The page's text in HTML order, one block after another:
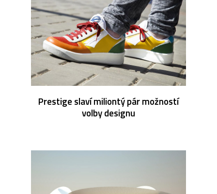
Prestige slaví miliontý pár možností
volby designu